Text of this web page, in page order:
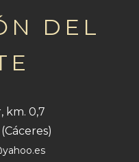
DEL
km. 0,7